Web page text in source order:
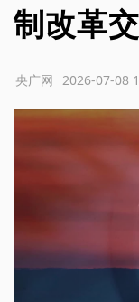
制改革
2026-07-08
央广网